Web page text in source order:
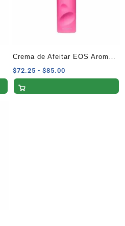
Crema de Afeitar EOS Aroma
Granada Frambuesa – 207 ml
$72.25 - $85.00
de